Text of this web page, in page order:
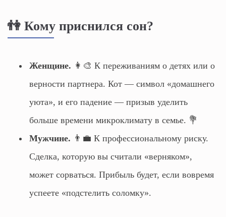
👫 Кому приснился сон?
Женщине. 👩‍🎨 К переживаниям о детях или о
верности партнера. Кот — символ «домашнего
уюта», и его падение — призыв уделить
больше времени микроклимату в семье. 💐
Мужчине. 👨‍💼 К профессиональному риску.
Сделка, которую вы считали «верняком»,
может сорваться. Прибыль будет, если вовремя
успеете «подстелить соломку».